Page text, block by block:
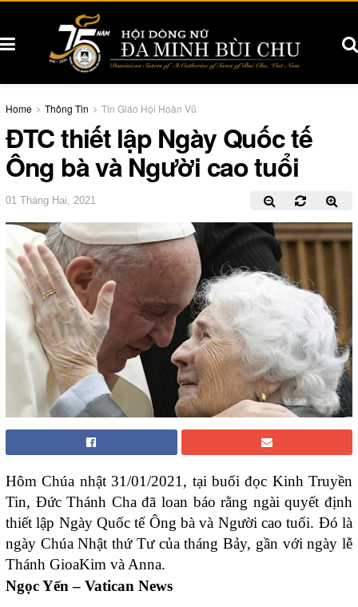
Home Thông Tin Tin Giáo Hội Hoàn Vũ
ĐTC thiết lập Ngày Quốc tế
Ông bà và Người cao tuổi
01 Tháng Hai, 2021
Hôm Chúa nhật 31/01/2021, tại buổi đọc Kinh Truyền
Tin, Đức Thánh Cha đã loan báo rằng ngài quyết định
thiết lập Ngày Quốc tế Ông bà và Người cao tuổi. Đó là
ngày Chúa Nhật thứ Tư của tháng Bảy, gần với ngày lễ
Thánh GioaKim và Anna.
Ngọc Yến – Vatican News